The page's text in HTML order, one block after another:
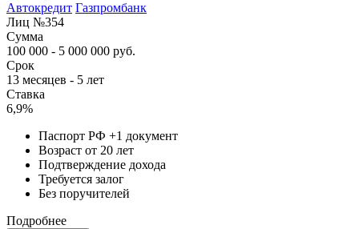
Автокредит Газпромбанк
Лиц №354
Сумма
100 000 - 5 000 000 руб.
Срок
13 месяцев - 5 лет
Ставка
6,9%
Паспорт РФ +1 документ
Возраст от 20 лет
Подтверждение дохода
Требуется залог
Без поручителей
Подробнее